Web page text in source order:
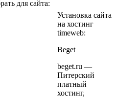
Установка сайта
на хостинг
timeweb:
Beget
beget.ru —
Питерский
платный
хостинг,